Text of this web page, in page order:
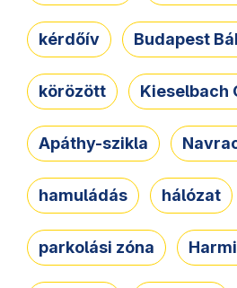
kérdőív Budapest
körözött Kieselbach
Apáthy-szikla
hamuládás hálózat
parkolási zóna